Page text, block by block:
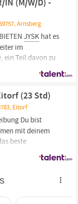
Arnsberg
JYSK hat es
im
ein Teil davon zu
Ziel zu
und bei uns
deine
(23 Std)
Eitorf
Du bist
mit deinem
beste
und ein
das